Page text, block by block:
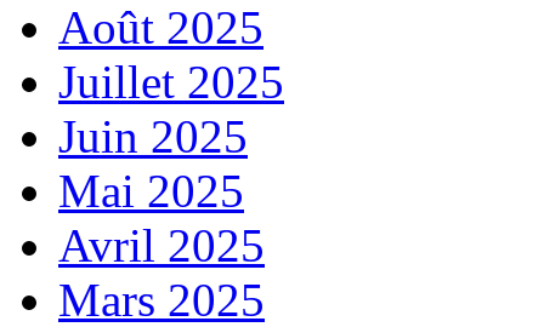
Août 2025
Juillet 2025
Juin 2025
Mai 2025
Avril 2025
Mars 2025